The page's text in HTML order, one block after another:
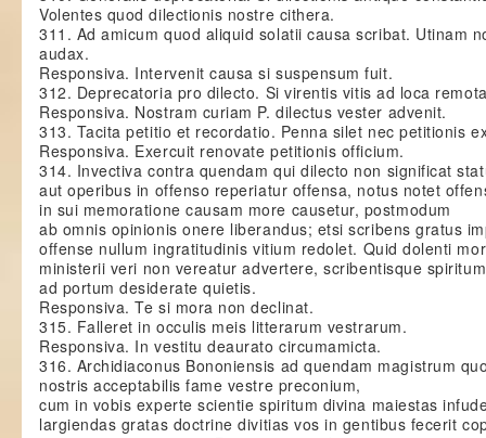
Volentes quod dilectionis nostre cithera.
311. Ad amicum quod aliquid solatii causa scribat. Utinam
audax.
Responsiva. Intervenit causa si suspensum fuit.
312. Deprecatoria pro dilecto. Si virentis vitis ad loca
Responsiva. Nostram curiam P. dilectus vester advenit.
313. Tacita petitio et recordatio. Penna silet nec petitionis
Responsiva. Exercuit renovate petitionis officium.
314. Invectiva contra quendam qui dilecto non significat
aut operibus in offenso reperiatur offensa, notus notet
in sui memoratione causam more causetur, postmodum
ab omnis opinionis onere liberandus; etsi scribens gratus
offense nullum ingratitudinis vitium redolet. Quid dolenti
ministerii veri non vereatur advertere, scribentisque
ad portum desiderate quietis.
Responsiva. Te si mora non declinat.
315. Falleret in occulis meis litterarum vestrarum.
Responsiva. In vestitu deaurato circumamicta.
316. Archidiaconus Bononiensis ad quendam magistrum
nostris acceptabilis fame vestre preconium,
cum in vobis experte scientie spiritum divina maiestas
largiendas gratas doctrine divitias vos in gentibus fecerit